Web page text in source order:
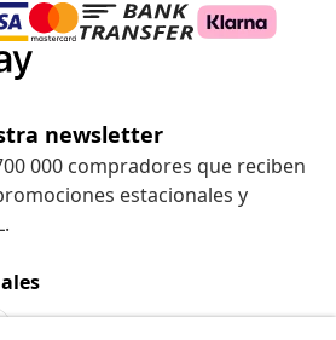
newsletter
000 compradores que reciben
estacionales y